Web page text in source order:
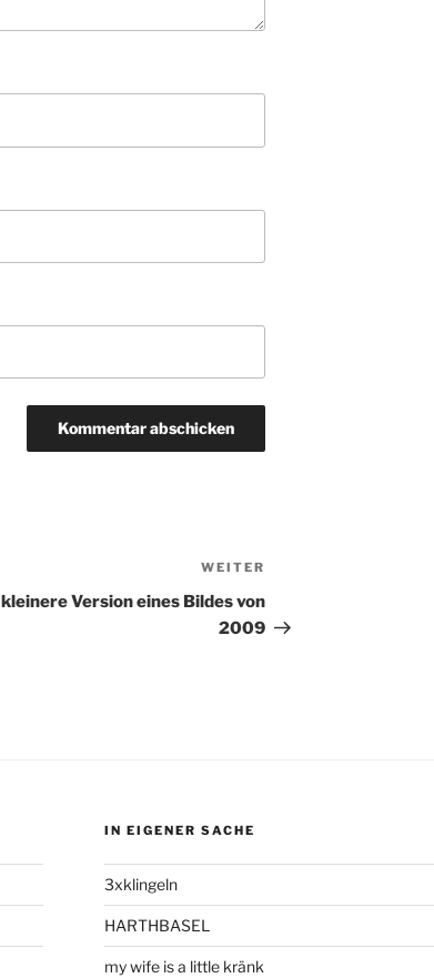
WEITER
kleinere Version eines Bildes von
2009
IN EIGENER SACHE
3xklingeln
HARTHBASEL
my wife is a little kränk